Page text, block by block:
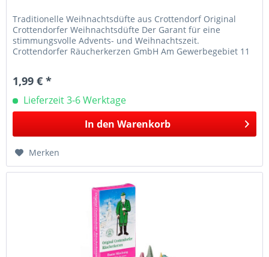
Traditionelle Weihnachtsdüfte aus Crottendorf Original
Crottendorfer Weihnachtsdüfte Der Garant für eine
stimmungsvolle Advents- und Weihnachtszeit.
Crottendorfer Räucherkerzen GmbH Am Gewerbegebiet 11
1,99 € *
Lieferzeit 3-6 Werktage
In den Warenkorb
Merken